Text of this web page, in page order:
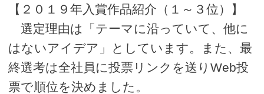
【２０１９年入賞作品紹介（１～３位）】
選定理由は「テーマに沿っていて、他に
はないアイデア」としています。また、最
終選考は全社員に投票リンクを送りWeb投
票で順位を決めました。